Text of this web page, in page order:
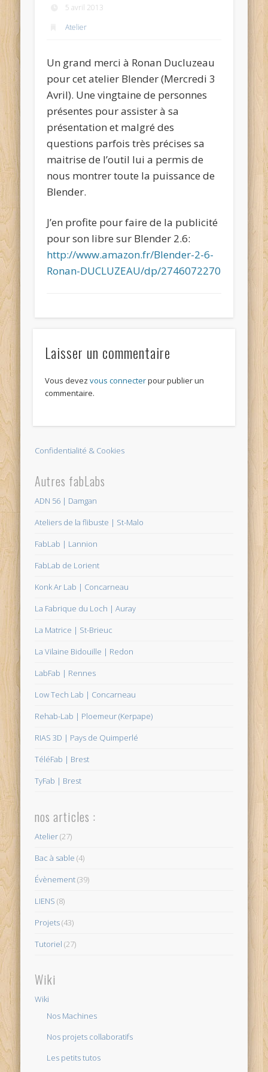
5 avril 2013
Atelier
Un grand merci à Ronan Ducluzeau
pour cet atelier Blender (Mercredi 3
Avril). Une vingtaine de personnes
présentes pour assister à sa
présentation et malgré des
questions parfois très précises sa
maitrise de l’outil lui a permis de
nous montrer toute la puissance de
Blender.
J’en profite pour faire de la publicité
pour son libre sur Blender 2.6:
http://www.amazon.fr/Blender-2-6-
Ronan-DUCLUZEAU/dp/2746072270
Laisser un commentaire
Vous devez vous connecterpour publier un
commentaire.
Confidentialité & Cookies
Autres fabLabs
ADN 56 | Damgan
Ateliers de la flibuste | St-Malo
FabLab | Lannion
FabLab de Lorient
Konk Ar Lab | Concarneau
La Fabrique du Loch | Auray
La Matrice | St-Brieuc
La Vilaine Bidouille | Redon
LabFab | Rennes
Low Tech Lab | Concarneau
Rehab-Lab | Ploemeur (Kerpape)
RIAS 3D | Pays de Quimperlé
TéléFab | Brest
TyFab | Brest
nos articles :
Atelier(27)
Bac à sable (4)
Évènement(39)
LIENS (8)
Projets(43)
Tutoriel (27)
Wiki
Wiki
Nos Machines
Nos projets collaboratifs
Les petits tutos